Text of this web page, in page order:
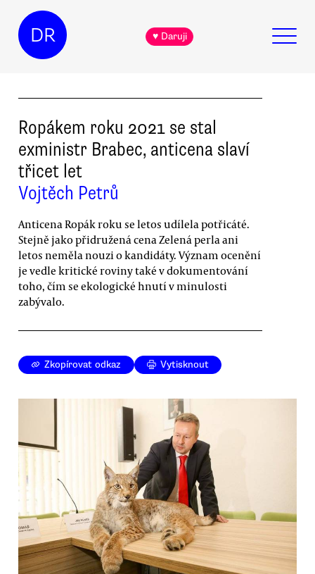
DR ♥ Daruji
Ropákem roku 2021 se stal
exministr Brabec, anticena slaví
třicet let
Vojtěch Petrů
Anticena Ropák roku se letos udílela potřicáté.
Stejně jako přidružená cena Zelená perla ani
letos neměla nouzi o kandidáty. Význam ocenění
je vedle kritické roviny také v dokumentování
toho, čím se ekologické hnutí v minulosti
zabývalo.
Zkopírovat odkaz Vytisknout